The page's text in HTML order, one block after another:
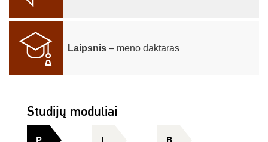
Laipsnis – meno daktaras
Studijų moduliai